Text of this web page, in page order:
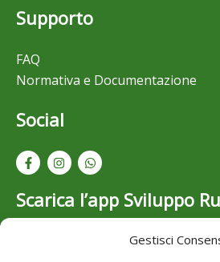
Gestisci
Supporto
FAQ
Normativa e Documentazione
Social
Scarica l’app Sviluppo
Resta aggiornato su bandi,